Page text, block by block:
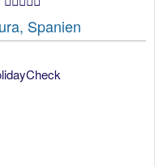
Spanien